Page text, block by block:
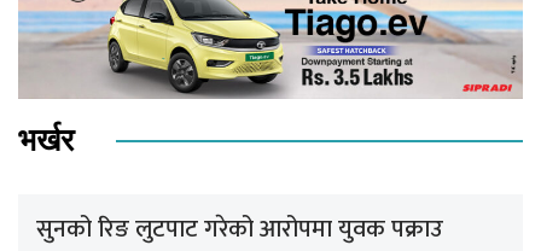
भर्खर
सुनको रिङ लुटपाट गरेको आरोपमा युवक पक्राउ